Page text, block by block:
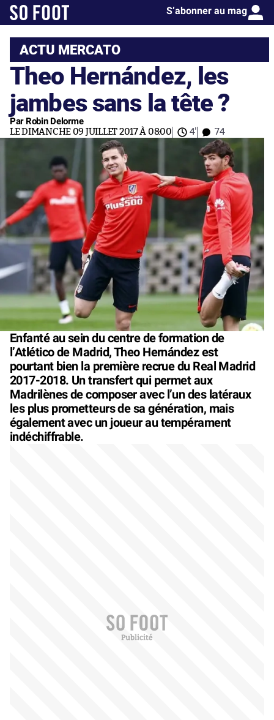
S’abonner au mag
ACTU MERCATO
Theo Hernández, les
jambes sans la tête ?
Par Robin Delorme
LE DIMANCHE 09 JUILLET 2017 À 08:00 4' 74
Enfanté au sein du centre de formation de
l’Atlético de Madrid, Theo Hernández est
pourtant bien la première recrue du Real Madrid
2017-2018. Un transfert qui permet aux
Madrilènes de composer avec l’un des latéraux
les plus prometteurs de sa génération, mais
également avec un joueur au tempérament
indéchiffrable.